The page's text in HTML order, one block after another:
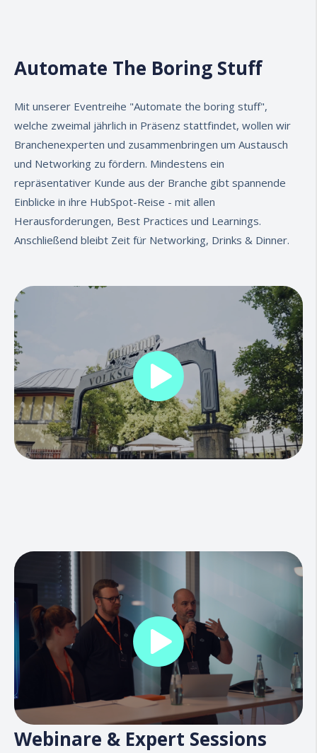
Automate The Boring Stuff
Mit unserer Eventreihe "Automate the boring stuff",
welche zweimal jährlich in Präsenz stattfindet, wollen wir
Branchenexperten und zusammenbringen um Austausch
und Networking zu fördern. Mindestens ein
repräsentativer Kunde aus der Branche gibt spannende
Einblicke in ihre HubSpot-Reise - mit allen
Herausforderungen, Best Practices und Learnings.
Anschließend bleibt Zeit für Networking, Drinks & Dinner.
Webinare & Expert Sessions